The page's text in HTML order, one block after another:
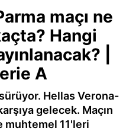
maçı ne
Hangi
|
A
Hellas Verona-
gelecek. Maçın
muhtemel 11'leri